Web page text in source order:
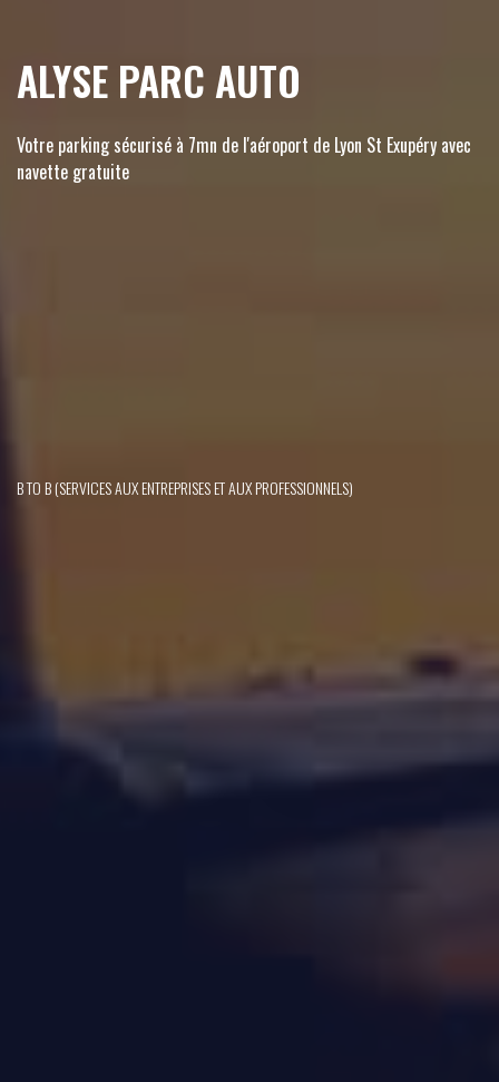
ALYSE PARC AUTO
Votre parking sécurisé à 7mn de l'aéroport de Lyon St Exupéry avec
navette gratuite
B TO B (SERVICES AUX ENTREPRISES ET AUX PROFESSIONNELS)